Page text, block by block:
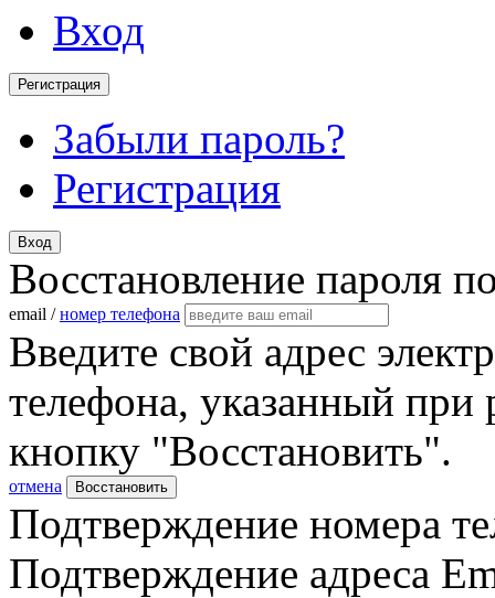
Вход
Регистрация
Забыли пароль?
Регистрация
Вход
Восстановление пароля
email /номер телефона
Введите свой адрес
телефона, указанный при
кнопку "Восстановить".
отмена Восстановить
Подтверждение номера
Подтверждение адреса